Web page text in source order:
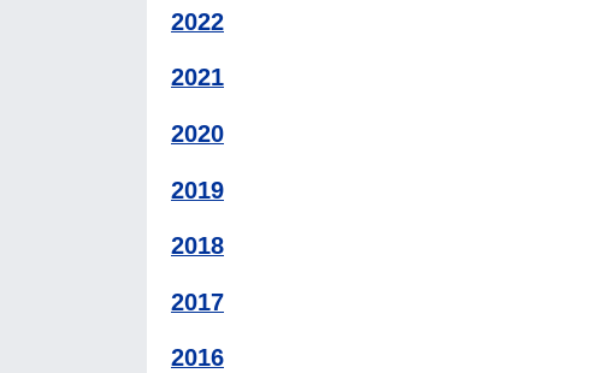
2022
2021
2020
2019
2018
2017
2016